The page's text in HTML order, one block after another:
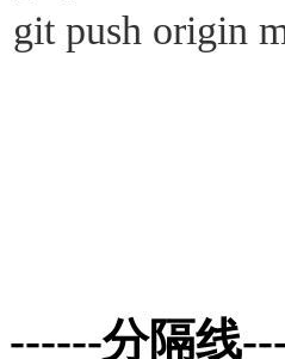
git push origin
------分隔线